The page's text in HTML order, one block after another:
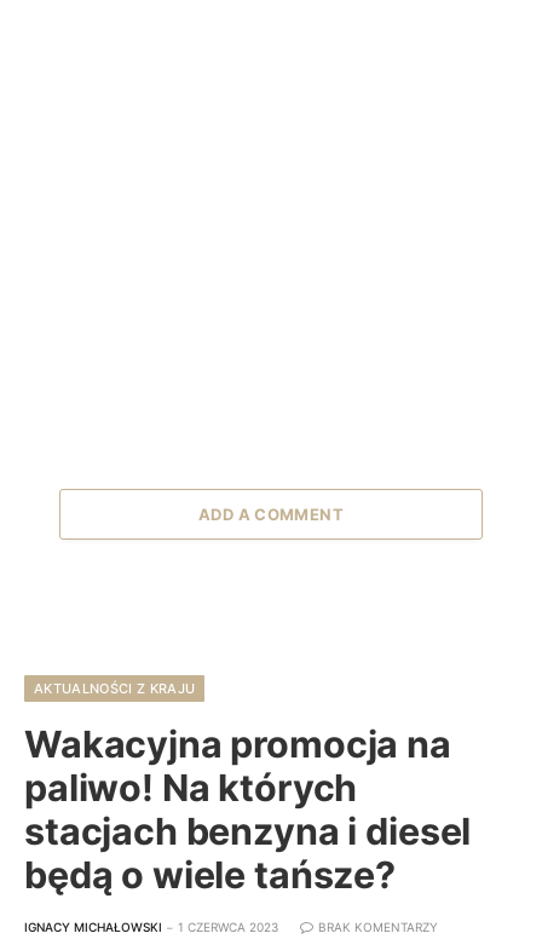
ADD A COMMENT
AKTUALNOŚCI Z KRAJU
Wakacyjna promocja na
paliwo! Na których
stacjach benzyna i diesel
będą o wiele tańsze?
IGNACY MICHAŁOWSKI 1 CZERWCA 2023 BRAK KOMENTARZY